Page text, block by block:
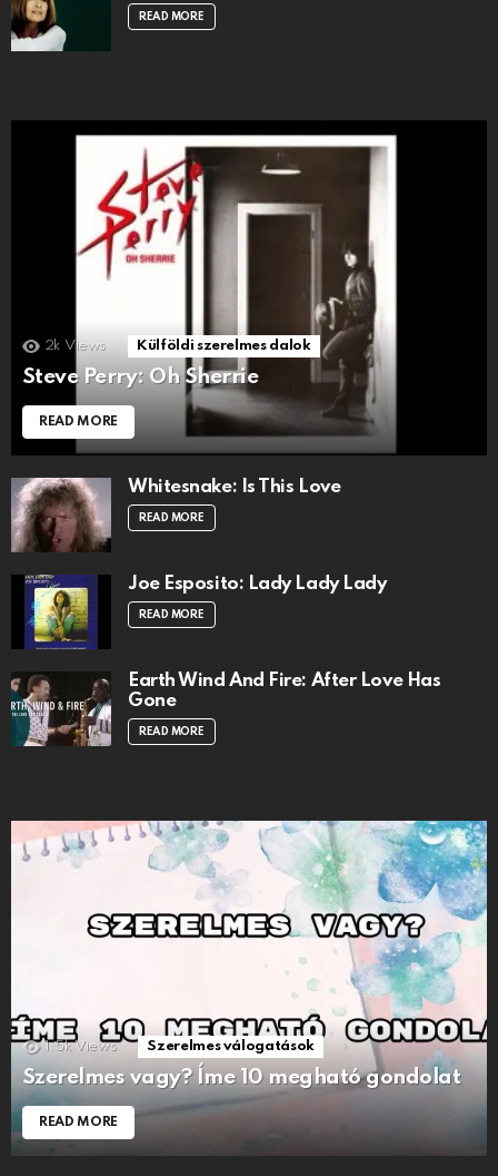
READ MORE
2k Views Külföldi szerelmes dalok
Steve Perry: Oh Sherrie
READ MORE
Whitesnake: Is This Love
READ MORE
Joe Esposito: Lady Lady Lady
READ MORE
Earth Wind And Fire: After Love Has
Gone
READ MORE
1.5k Views Szerelmes válogatások
Szerelmes vagy? Íme 10 megható gondolat
READ MORE